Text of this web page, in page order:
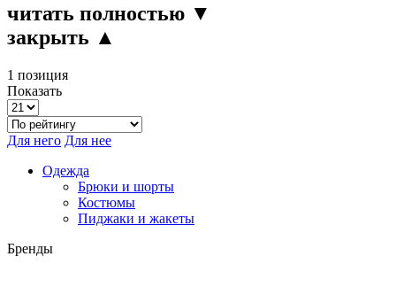
читать полностью ▼
закрыть ▲
1 позиция
Показать
Для него Для нее
Одежда
Брюки и шорты
Костюмы
Пиджаки и жакеты
Бренды